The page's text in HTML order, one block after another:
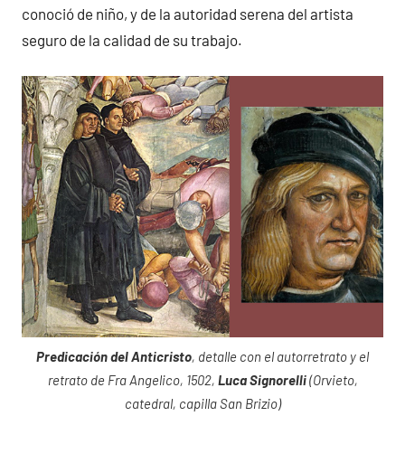
conoció de niño, y de la autoridad serena del artista
seguro de la calidad de su trabajo.
Predicación del Anticristo, detalle con el autorretrato y el
retrato de Fra Angelico, 1502, Luca Signorelli(Orvieto,
catedral, capilla San Brizio)